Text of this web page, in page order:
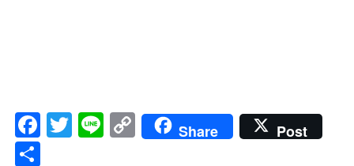
Facebook
Twitter
LineCopy
Link
Share Post